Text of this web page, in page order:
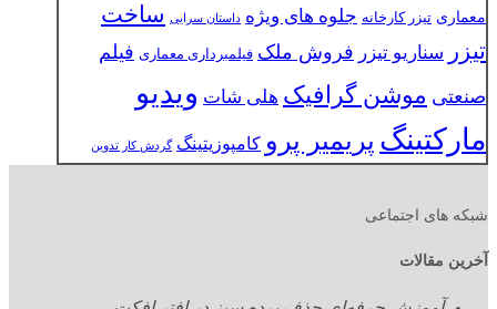
معماری تیزر کارخانه جلوه های ویژه داستان سرایی ساخت
تیزر سناریو تیزر فروش ملک فیلمبرداری معماری فیلم
صنعتی موشن گرافیک هلی شات ویدیو
مارکتینگ پریمیر پرو کامپوزیتینگ گردش کار تدوین
شبکه های اجتماعی
آخرین مقالات